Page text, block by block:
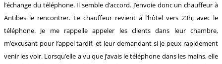
l’échange du téléphone. Il semble d’accord. J’envoie donc un chauffeur à
Antibes le rencontrer. Le chauffeur revient à l’hôtel vers 23h, avec le
téléphone. Je me rappelle appeler les clients dans leur chambre,
m’excusant pour l’appel tardif, et leur demandant si je peux rapidement
venir les voir. Lorsqu’elle a vu que j’avais le téléphone dans les mains, elle